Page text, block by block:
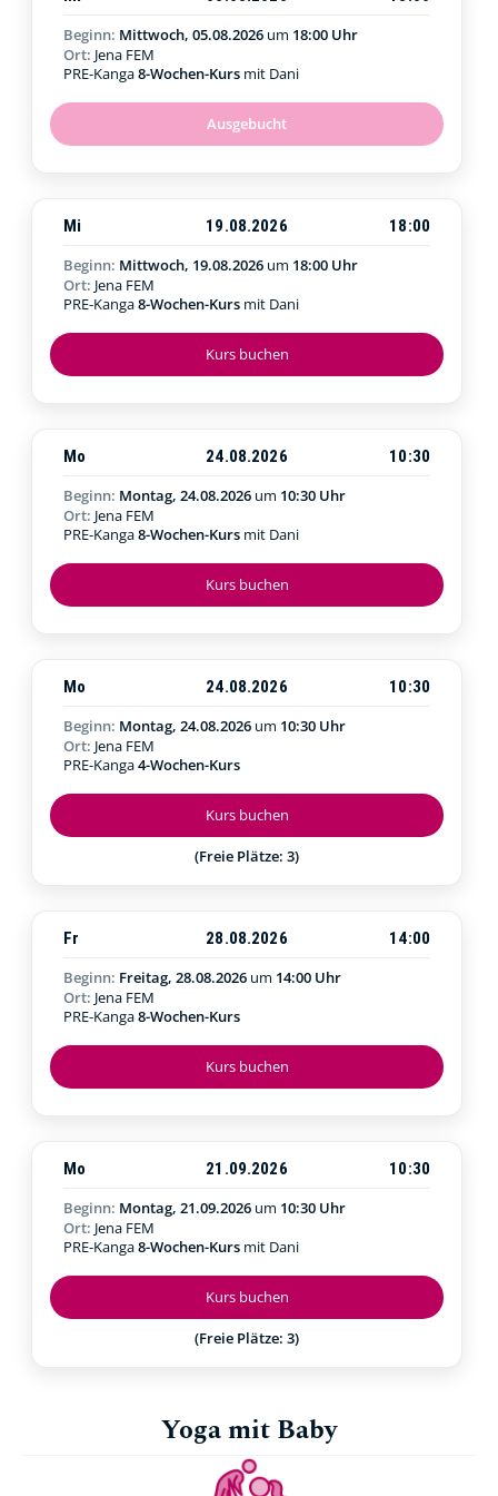
Ausgebucht
Beginn: Mittwoch, 05.08.2026 um 18:00 Uhr
Ort: Jena FEM
PRE-Kanga8-Wochen-Kurs mit Dani
Kurs buchen
Mi 19.08.2026
18:00
Beginn: Mittwoch, 19.08.2026 um 18:00 Uhr
Ort: Jena FEM
PRE-Kanga8-Wochen-Kurs mit Dani
Kurs buchen
Mo 24.08.2026
10:30
Beginn: Montag, 24.08.2026 um 10:30 Uhr
Ort: Jena FEM
PRE-Kanga8-Wochen-Kurs mit Dani
Kurs buchen
(Freie Plätze: 3)
Mo 24.08.2026
10:30
Beginn: Montag, 24.08.2026 um 10:30 Uhr
Ort: Jena FEM
PRE-Kanga4-Wochen-Kurs
Kurs buchen
Fr 28.08.2026
14:00
Beginn: Freitag, 28.08.2026 um 14:00 Uhr
Ort: Jena FEM
PRE-Kanga8-Wochen-Kurs
Kurs buchen
(Freie Plätze: 3)
Mo 21.09.2026
10:30
Beginn: Montag, 21.09.2026 um 10:30 Uhr
Ort: Jena FEM
PRE-Kanga8-Wochen-Kurs mit Dani
Yoga mit Baby